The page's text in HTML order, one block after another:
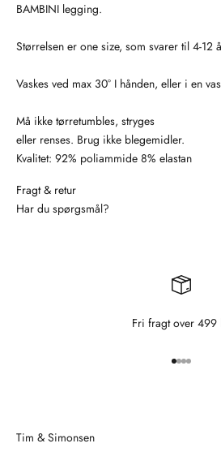
BAMBINI legging.
Størrelsen er one size, som svarer til 4-12
Vaskes ved max 30° I hånden, eller i en
Må ikke tørretumbles, stryges
eller renses. Brug ikke blegemidler.
Kvalitet: 92% poliammide 8% elastan
Fragt & retur
Har du spørgsmål?
Fri fragt over 499
Gå til
Gå til
Gå til
Gå til
Tim & Simonsen